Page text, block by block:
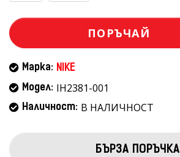
ПОРЪЧАЙ
Марка: NIKE
Модел: IH2381-001
Наличност: В НАЛИЧНОСТ
БЪРЗА ПОРЪЧКА